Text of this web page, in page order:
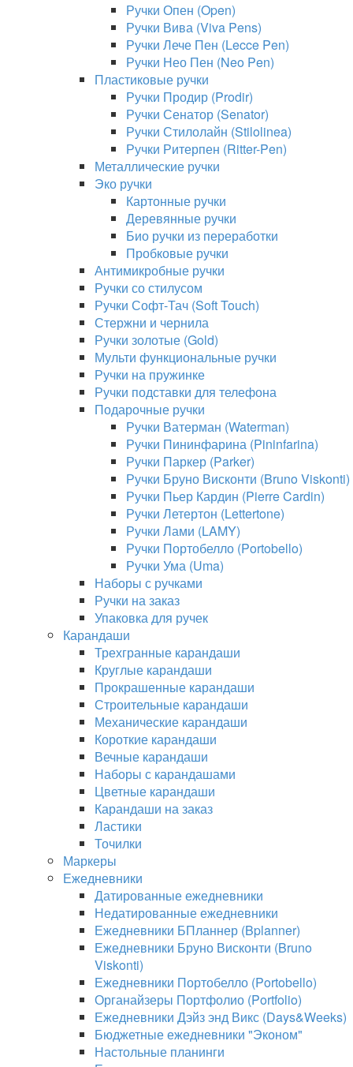
Ручки Опен (Open)
Ручки Вива (Viva Pens)
Ручки Лече Пен (Lecce Pen)
Ручки Нео Пен (Neo Pen)
Пластиковые ручки
Ручки Продир (Prodir)
Ручки Сенатор (Senator)
Ручки Стилолайн (Stilolinea)
Ручки Ритерпен (Ritter-Pen)
Металлические ручки
Эко ручки
Картонные ручки
Деревянные ручки
Био ручки из переработки
Пробковые ручки
Антимикробные ручки
Ручки со стилусом
Ручки Софт-Тач (Soft Touch)
Стержни и чернила
Ручки золотые (Gold)
Мульти функциональные ручки
Ручки на пружинке
Ручки подставки для телефона
Подарочные ручки
Ручки Ватерман (Waterman)
Ручки Пининфарина (Pininfarina)
Ручки Паркер (Parker)
Ручки Бруно Висконти (Bruno Viskonti)
Ручки Пьер Кардин (Pierre Cardin)
Ручки Летертон (Lettertone)
Ручки Лами (LAMY)
Ручки Портобелло (Portobello)
Ручки Ума (Uma)
Наборы с ручками
Ручки на заказ
Упаковка для ручек
Карандаши
Трехгранные карандаши
Круглые карандаши
Прокрашенные карандаши
Строительные карандаши
Механические карандаши
Короткие карандаши
Вечные карандаши
Наборы с карандашами
Цветные карандаши
Карандаши на заказ
Ластики
Точилки
Маркеры
Ежедневники
Датированные ежедневники
Недатированные ежедневники
Ежедневники БПланнер (Bplanner)
Ежедневники Бруно Висконти (Bruno
Viskonti)
Ежедневники Портобелло (Portobello)
Органайзеры Портфолио (Portfolio)
Ежедневники Дэйз энд Викс (Days&Weeks)
Бюджетные ежедневники "Эконом"
Настольные планинги